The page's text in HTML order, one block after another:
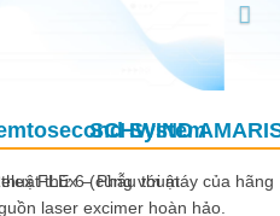
AMARIS® 1050RS
với máy MEL-90
của hãng